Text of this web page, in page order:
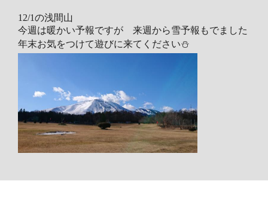
12/1の浅間山
今週は暖かい予報ですが 来週から雪予報もでました
年末お気をつけて遊びに来てください⛄